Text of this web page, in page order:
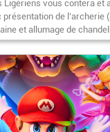
Ligériens vous contera et
présentation de l’archerie
et allumage de